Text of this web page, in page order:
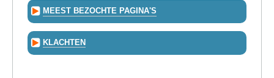
MEEST BEZOCHTE PAGINA'S
KLACHTEN